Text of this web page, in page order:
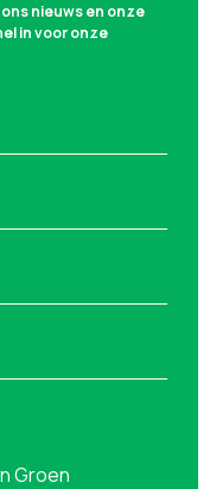
nieuws en onze
in voor onze
Groen